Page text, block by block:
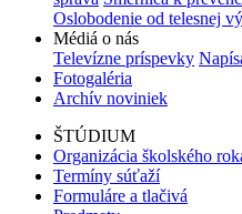
Oslobodenie od telesnej
Médiá o nás
Televízne príspevky
Fotogaléria
Archív noviniek
ŠTÚDIUM
Organizácia školského
Termíny súťaží
Formuláre a tlačivá